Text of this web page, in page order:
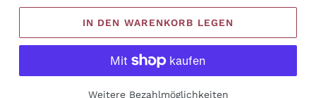
IN DEN WARENKORB LEGEN
Weitere Bezahlmöglichkeiten